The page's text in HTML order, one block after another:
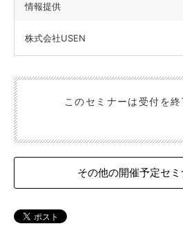
情報提供
株式会社USEN
このセミナーは受付を終
その他の開催予定セ